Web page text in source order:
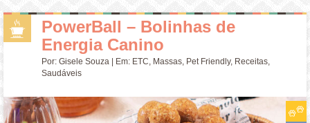
PowerBall – Bolinhas de
Energia Canino
Por:Gisele Souza | Em: ETC Massas Pet Friendly, Receitas
Saudáveis